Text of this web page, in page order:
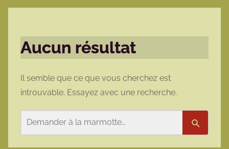
Aucun résultat
Il semble que ce que vous cherchez est
introuvable. Essayez avec une recherche.